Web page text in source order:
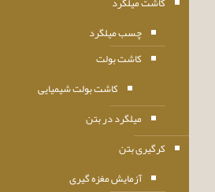
چسب میلگرد
کاشت بولت
کاشت بولت شیمیایی
میلگرد در بتن
کرگیری بتن
آزمایش مغزه گیری